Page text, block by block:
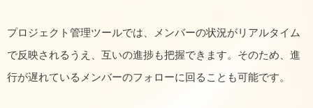
プロジェクト管理ツールでは、メンバーの状況がリアルタイム
で反映されるうえ、互いの進捗も把握できます。そのため、進
行が遅れているメンバーのフォローに回ることも可能です。